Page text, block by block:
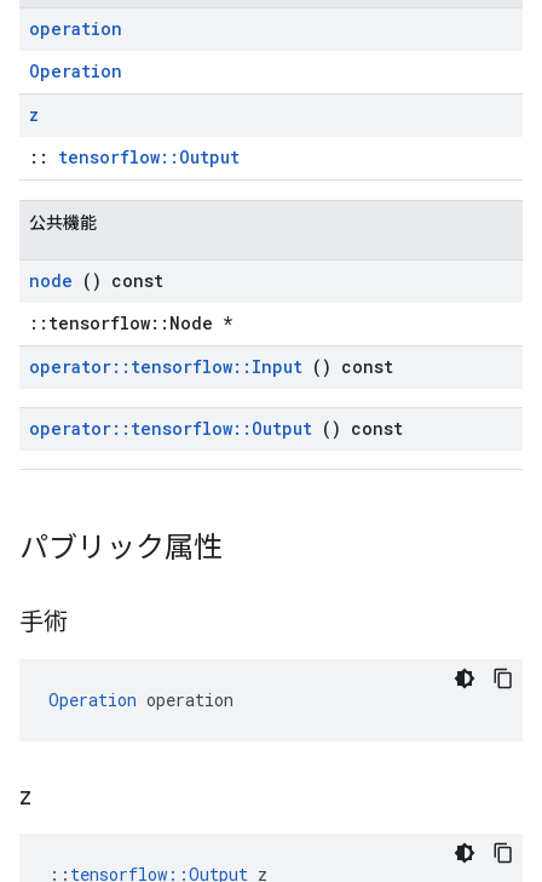
operation
Operation
z
:: tensorflow::Output
公共機能
node () const
::tensorflow::Node *
operator:: tensorflow:: Input () const
operator:: tensorflow:: Output () const
パブリック属性
手術
Operation operation
z
:: tensorflow::Output z